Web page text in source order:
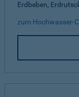
Erdbeben,
zum Hochwasser-